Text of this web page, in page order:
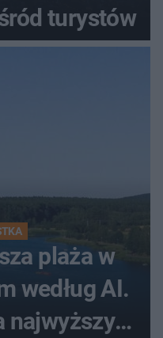
turystów
plaża w
według AI.
najwyższy